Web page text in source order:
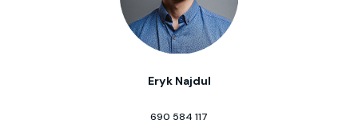
Eryk Najdul
690 584 117